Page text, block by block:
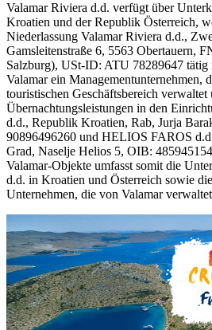
Valamar Riviera d.d. verfügt über
Kroatien und der Republik Österreich,
Niederlassung Valamar Riviera d.d.,
Gamsleitenstraße 6, 5563 Obertauern,
Salzburg), USt-ID: ATU 78289647 tätig
Valamar ein Managementunternehmen,
touristischen Geschäftsbereich verwaltet
Übernachtungsleistungen in den
d.d., Republik Kroatien, Rab, Jurja
90896496260 und HELIOS FAROS
Grad, Naselje Helios 5, OIB:
Valamar-Objekte umfasst somit die
d.d. in Kroatien und Österreich sowie
Unternehmen, die von Valamar